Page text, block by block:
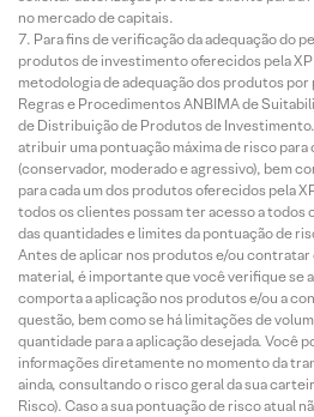
no mercado de capitais.
Para fins de verificação da adequação do
produtos de investimento oferecidos pela
metodologia de adequação dos produtos
Regras e Procedimentos ANBIMA de
de Distribuição de Produtos de
atribuir uma pontuação máxima de risco
(conservador, moderado e agressivo), bem
para cada um dos produtos oferecidos pela
todos os clientes possam ter acesso a
das quantidades e limites da pontuação de
Antes de aplicar nos produtos e/ou
material, é importante que você verifique se
comporta a aplicação nos produtos e/ou a
questão, bem como se há limitações de
quantidade para a aplicação desejada. Você
informações diretamente no momento da
ainda, consultando o risco geral da sua
Risco). Caso a sua pontuação de risco atual